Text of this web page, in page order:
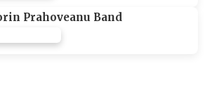
Prahoveanu Band